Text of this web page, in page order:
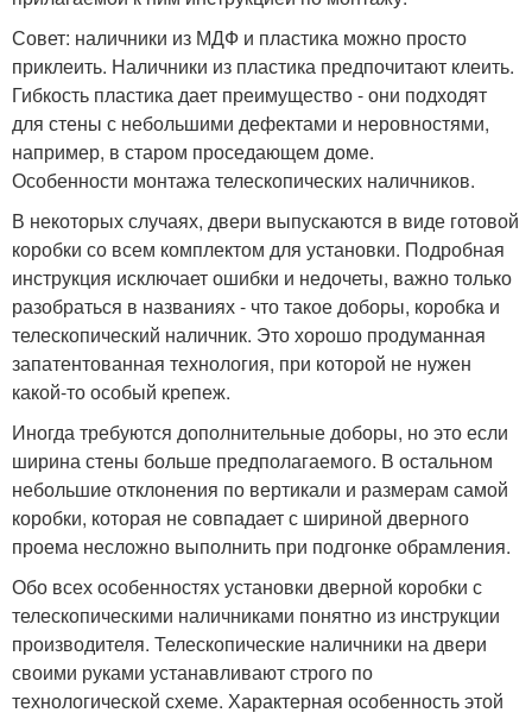
Совет: наличники из МДФ и пластика можно просто
приклеить. Наличники из пластика предпочитают клеить.
Гибкость пластика дает преимущество - они подходят
для стены с небольшими дефектами и неровностями,
например, в старом проседающем доме.
Особенности монтажа телескопических наличников.
В некоторых случаях, двери выпускаются в виде готовой
коробки со всем комплектом для установки. Подробная
инструкция исключает ошибки и недочеты, важно только
разобраться в названиях - что такое доборы, коробка и
телескопический наличник. Это хорошо продуманная
запатентованная технология, при которой не нужен
какой-то особый крепеж.
Иногда требуются дополнительные доборы, но это если
ширина стены больше предполагаемого. В остальном
небольшие отклонения по вертикали и размерам самой
коробки, которая не совпадает с шириной дверного
проема несложно выполнить при подгонке обрамления.
Обо всех особенностях установки дверной коробки с
телескопическими наличниками понятно из инструкции
производителя. Телескопические наличники на двери
своими руками устанавливают строго по
технологической схеме. Характерная особенность этой